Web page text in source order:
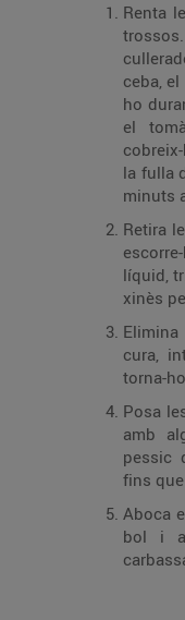
Renta
trossos. En un
ceba, el pebrot i la pastanaga, i sofregeix-
ho durant
el
cobreix-ho amb
la fulla de
minuts
Retira
escorre-ho bé
líquid,
xinès
cura,
torna-
Posa
amb
pessic
Aboca
bol i